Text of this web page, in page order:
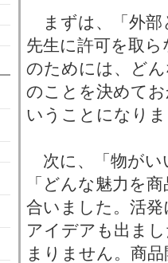
まずは、「外部
先生に許可を取
のためには、ど
のことを決めて
いうことになり
次に、「物がい
「どんな魅力を
合いました。活
アイデアも出ま
まりません。商